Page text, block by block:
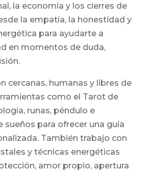
la economía y los cierres de
la empatía, la honestidad y
para ayudarte a
en momentos de duda,
cercanas, humanas y libres de
como el Tarot de
runas, péndulo e
sueños para ofrecer una guía
También trabajo con
y técnicas energéticas
amor propio, apertura